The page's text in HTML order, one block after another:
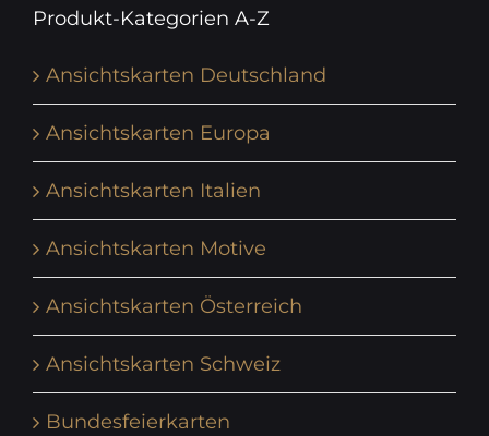
Produkt-Kategorien A-Z
Ansichtskarten Deutschland
Ansichtskarten Europa
Ansichtskarten Italien
Ansichtskarten Motive
Ansichtskarten Österreich
Ansichtskarten Schweiz
Bundesfeierkarten